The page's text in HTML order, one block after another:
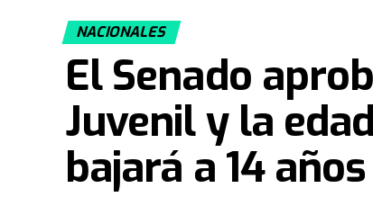
NACIONALES
El Senado
Juvenil y la
bajará a 14 años